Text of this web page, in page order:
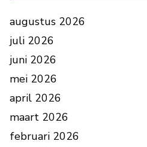
augustus 2026
juli 2026
juni 2026
mei 2026
april 2026
maart 2026
februari 2026